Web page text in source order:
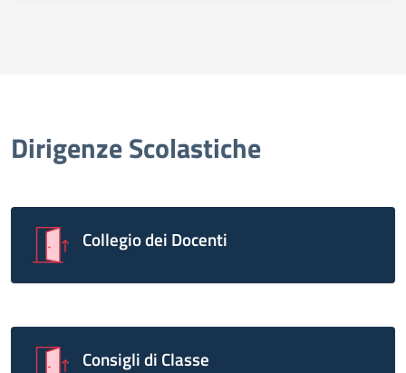
Dirigenze Scolastiche
Collegio dei Docenti
Consigli di Classe